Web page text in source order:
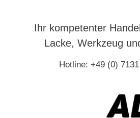
Ihr kompetenter
Lacke, Werkzeug
Hotline: +49 (0)